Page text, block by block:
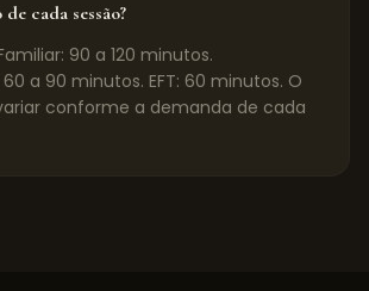
cada sessão?
90 a 120 minutos.
a 90 minutos. EFT: 60 minutos. O
conforme a demanda de cada